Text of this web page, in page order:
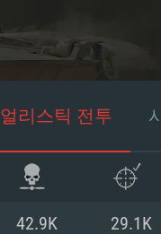
리스틱 전투
42.9K 29.1K